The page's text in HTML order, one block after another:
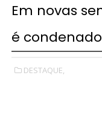
Em novas
é
DESTAQUE,